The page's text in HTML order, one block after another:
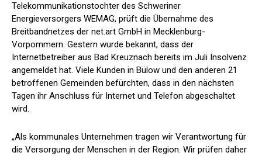
Telekommunikationstochter des Schweriner
Energieversorgers WEMAG, prüft die Übernahme des
Breitbandnetzes der net.art GmbH in Mecklenburg-
Vorpommern. Gestern wurde bekannt, dass der
Internetbetreiber aus Bad Kreuznach bereits im Juli Insolvenz
angemeldet hat. Viele Kunden in Bülow und den anderen 21
betroffenen Gemeinden befürchten, dass in den nächsten
Tagen ihr Anschluss für Internet und Telefon abgeschaltet
wird.
„Als kommunales Unternehmen tragen wir Verantwortung für
die Versorgung der Menschen in der Region. Wir prüfen daher